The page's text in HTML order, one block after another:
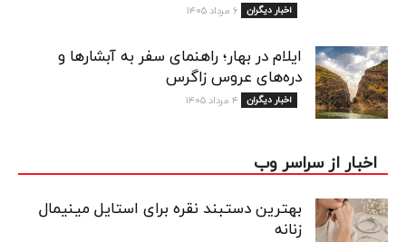
اخبار دیگران ۶ مرداد ۱۴۰۵
ایلام در بهار؛ راهنمای سفر به آبشارها و
دره‌های عروس زاگرس
اخبار دیگران ۴ مرداد ۱۴۰۵
اخبار از سراسر وب
بهترین دستبند نقره برای استایل مینیمال
زنانه